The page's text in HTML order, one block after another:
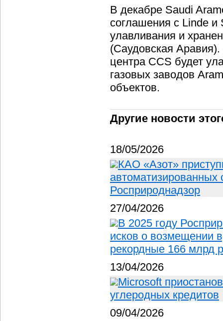
В декабре Saudi
соглашения с Linde и
улавливания и
(Саудовская
центра CCS будет
газовых заводов
объектов.
Другие новости
18/05/2026
КАО «Азот»
автоматизированных
Росприроднадзор
27/04/2026
В 2025 году
исков о возмещении
рекордные 166 млрд
13/04/2026
Microsoft
углеродных кредитов
09/04/2026